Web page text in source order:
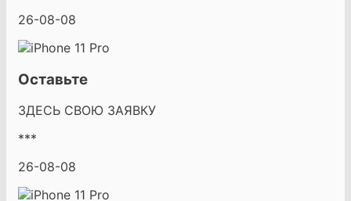
26-08-08
Оставьте
ЗДЕСЬ СВОЮ ЗАЯВКУ
***
26-08-08